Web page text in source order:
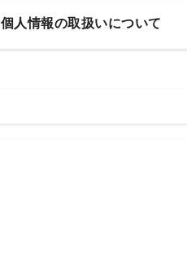
個人情報の取扱いについて